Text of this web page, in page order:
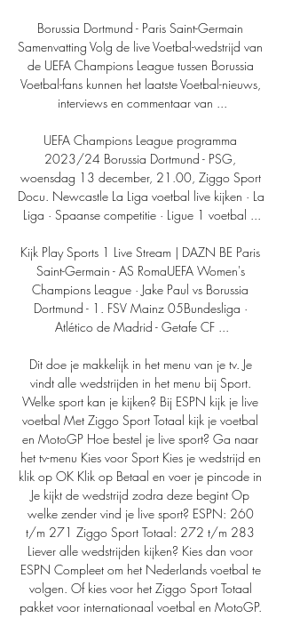
Borussia Dortmund - Paris Saint-Germain
Samenvatting Volg de live Voetbal-wedstrijd van
de UEFA Champions League tussen Borussia
Voetbal-fans kunnen het laatste Voetbal-nieuws,
interviews en commentaar van ...
UEFA Champions League programma
2023/24 Borussia Dortmund - PSG,
woensdag 13 december, 21.00, Ziggo Sport
Docu. Newcastle La Liga voetbal live kijken · La
Liga · Spaanse competitie · Ligue 1 voetbal ...
Kijk Play Sports 1 Live Stream | DAZN BE Paris
Saint-Germain - AS RomaUEFA Women's
Champions League · Jake Paul vs Borussia
Dortmund - 1. FSV Mainz 05Bundesliga ·
Atlético de Madrid - Getafe CF ...
Dit doe je makkelijk in het menu van je tv. Je
vindt alle wedstrijden in het menu bij Sport.
Welke sport kan je kijken? Bij ESPN kijk je live
voetbal Met Ziggo Sport Totaal kijk je voetbal
en MotoGP Hoe bestel je live sport? Ga naar
het tv-menu Kies voor Sport Kies je wedstrijd en
klik op OK Klik op Betaal en voer je pincode in
Je kijkt de wedstrijd zodra deze begint Op
welke zender vind je live sport? ESPN: 260
t/m 271 Ziggo Sport Totaal: 272 t/m 283
Liever alle wedstrijden kijken? Kies dan voor
ESPN Compleet om het Nederlands voetbal te
volgen. Of kies voor het Ziggo Sport Totaal
pakket voor internationaal voetbal en MotoGP.